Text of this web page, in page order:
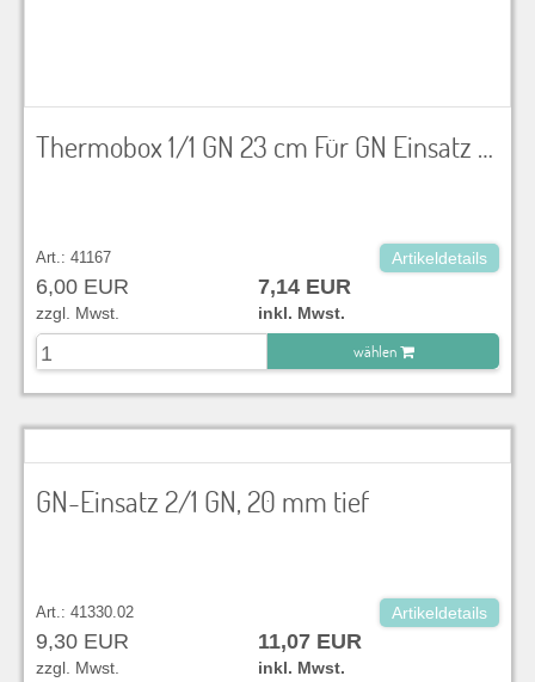
Thermobox 1/1 GN 23 cm Für GN Einsatz bis 150mm. Die Boxen mit ihrer hohen Isolierwirkung sind optimal in einem Temperaturbereich von -40 °C bis +120 °C einsetzbar. Innenmaß 53,5 x 33 x 16,7cm
Art.: 41167 Artikeldetails
6,00 EUR 7,14 EUR
zzgl. Mwst.
inkl. Mwst.
wählen
zu Warenkorb hinzugefügt.
GN-Einsatz 2/1 GN, 20 mm tief
Art.: 41330.02 Artikeldetails
9,30 EUR 11,07 EUR
zzgl. Mwst.
inkl. Mwst.